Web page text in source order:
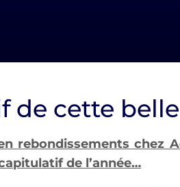
de cette
rebondissements chez
de l’année…